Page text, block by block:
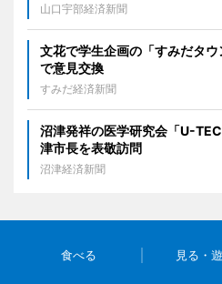
山口宇部経済新聞
文花で学生企画の「すみだタ
で意見交換
すみだ経済新聞
沼津発祥の医学研究会「U-
津市長を表敬訪問
沼津経済新聞
食べる 見る・